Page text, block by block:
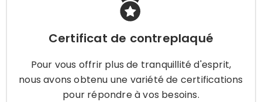
Certificat de contreplaqué
Pour vous offrir plus de tranquillité d'esprit,
nous avons obtenu une variété de certifications
pour répondre à vos besoins.
Certificat de contreplaqué
Pour vous offrir plus de tranquillité d'esprit, nous
répondre à vos besoins.